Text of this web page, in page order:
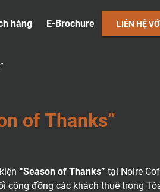
hàng E-Brochure LIÊN HỆ
N OF THANKS”
“Season of Thanks” tại Noire
đồng các khách thuê trong